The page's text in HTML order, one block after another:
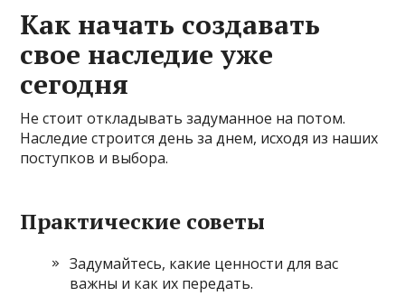
Как начать создавать
свое наследие уже
сегодня
Не стоит откладывать задуманное на потом.
Наследие строится день за днем, исходя из наших
поступков и выбора.
Практические советы
Задумайтесь, какие ценности для вас
важны и как их передать.